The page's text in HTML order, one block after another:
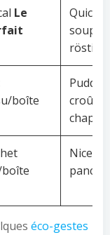
Le
Quiche,
soupe,
röstis
boîte
éco-gestes